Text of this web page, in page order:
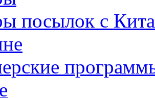
посылок с